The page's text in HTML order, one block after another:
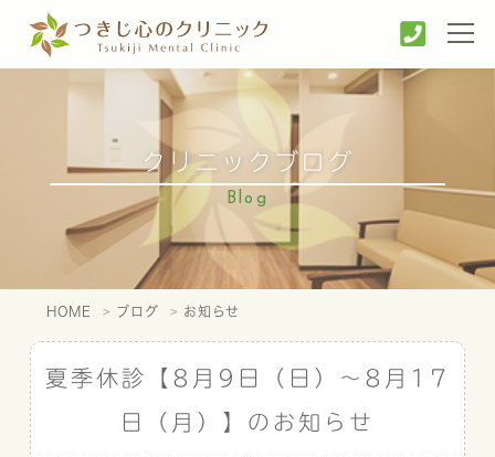
クリニックブログ
Blog
HOME ブログ お知らせ
夏季休診【8月9日（日）～8月17
日（月）】のお知らせ